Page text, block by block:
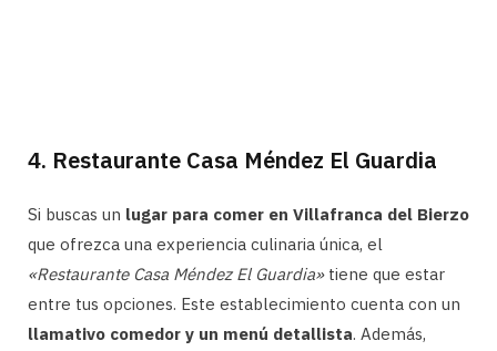
4. Restaurante Casa Méndez El Guardia
Si buscas un lugar para comer en Villafranca del Bierzo
que ofrezca una experiencia culinaria única, el
«Restaurante Casa Méndez El Guardia»tiene que estar
entre tus opciones. Este establecimiento cuenta con un
llamativo comedor y un menú detallista. Además,